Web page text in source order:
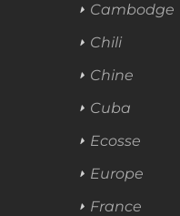
Cambodge
Chili
Chine
Cuba
Ecosse
Europe
France